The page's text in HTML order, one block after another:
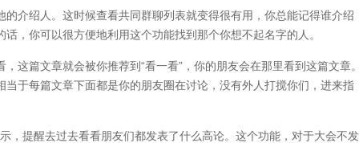
绍人。这时候查看共同群聊列表就变得很有用，你总能记得谁介绍
，你可以很方便地利用这个功能找到那个你想不起名字的人。
篇文章就会被你推荐到“看一看”，你的朋友会在那里看到这篇文章
于每篇文章下面都是你的朋友圈在讨论，没有外人打搅你们，进来指
提醒去过去看看朋友们都发表了什么高论。这个功能，对于大会不发